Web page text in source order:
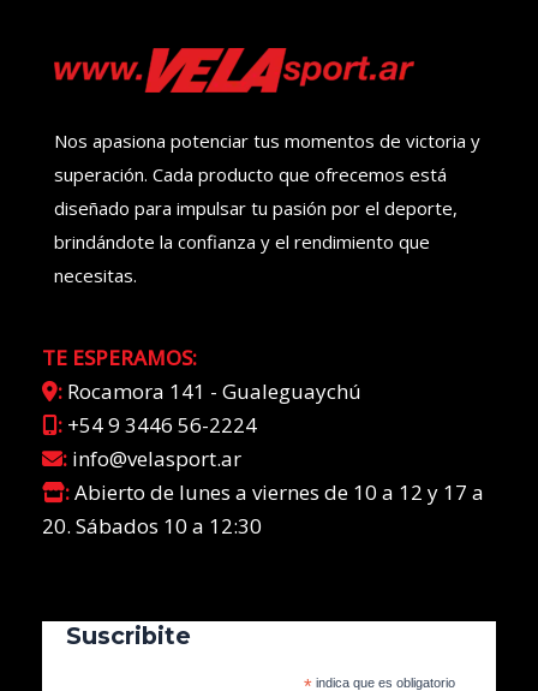
Nos apasiona potenciar tus momentos de victoria y
superación. Cada producto que ofrecemos está
diseñado para impulsar tu pasión por el deporte,
brindándote la confianza y el rendimiento que
necesitas.
TE ESPERAMOS:
: Rocamora 141 - Gualeguaychú
: +54 9 3446 56-2224
: info@velasport.ar
:Abierto de lunes a viernes de 10 a 12 y 17 a
20. Sábados 10 a 12:30
Suscribite
* indica que es obligatorio